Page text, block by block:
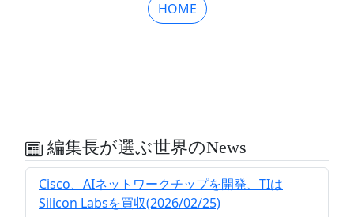
HOME
編集長が選ぶ世界のNews
Cisco、AIネットワークチップを開発、TIは
Silicon Labsを買収(2026/02/25)